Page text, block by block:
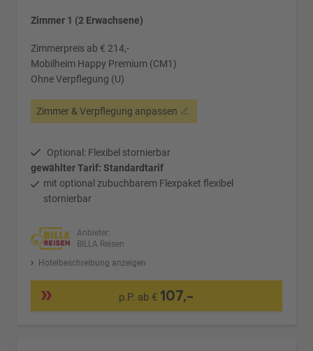
Zimmer 1 (2 Erwachsene)
Zimmerpreis ab € 214,-
Mobilheim Happy Premium (CM1)
Ohne Verpflegung (U)
Zimmer & Verpflegung anpassen
Optional: Flexibel stornierbar
gewählter Tarif: Standardtarif
mit optional zubuchbarem Flexpaket flexibel
stornierbar
Anbieter:
BILLA Reisen
Hotelbeschreibung anzeigen
p.P. ab €107,-